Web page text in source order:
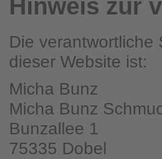
Hinweis zur
Die
dieser Website ist:
Micha Bunz
Micha Bunz
Bunzallee 1
75335 Dobel